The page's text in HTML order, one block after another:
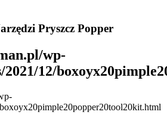
Pryszcz Popper
wp-
2021/12/